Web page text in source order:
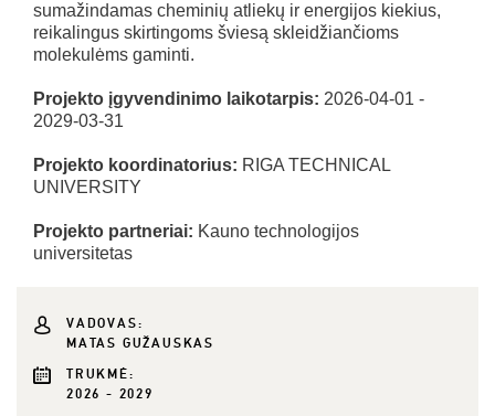
sumažindamas cheminių atliekų ir energijos kiekius,
reikalingus skirtingoms šviesą skleidžiančioms
molekulėms gaminti.
Projekto įgyvendinimo laikotarpis: 2026-04-01 -
2029-03-31
Projekto koordinatorius: RIGA TECHNICAL
UNIVERSITY
Projekto partneriai: Kauno technologijos
universitetas
VADOVAS:
MATAS GUŽAUSKAS
TRUKMĖ:
2026 - 2029